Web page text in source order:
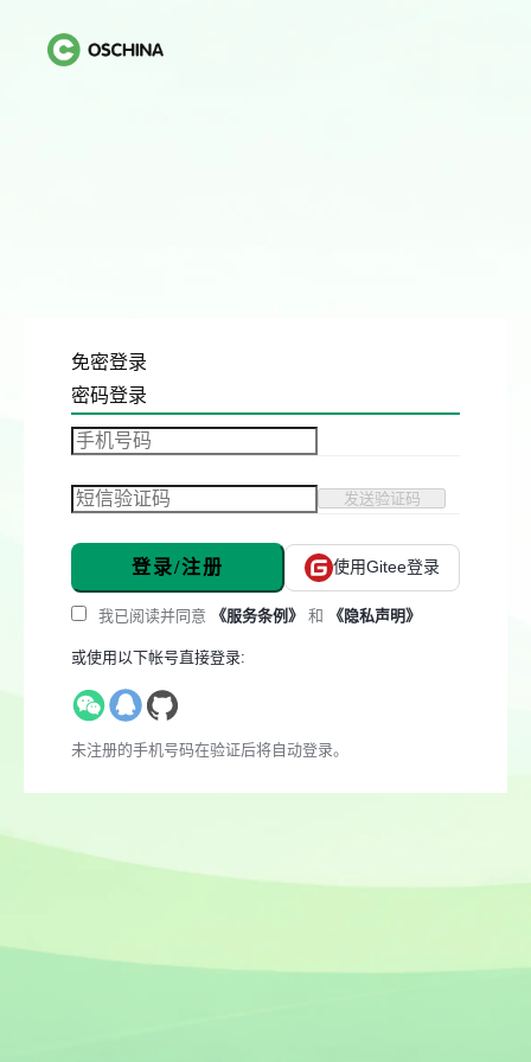
免密登录
密码登录
发送验证码
登录/注册 使用Gitee登录
我已阅读并同意 《服务条例》 和 《隐私声明》
或使用以下帐号直接登录:
未注册的手机号码在验证后将自动登录。